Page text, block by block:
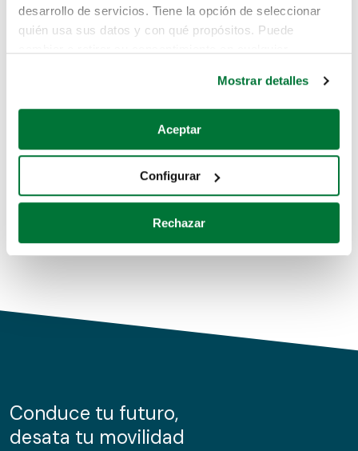
desarrollo de servicios. Tiene la opción de seleccionar
quién usa sus datos y con qué propósitos. Puede
Si lo permite, también quisiéramos:
Recopilar información sobre su ubicación geográfica
Identificar su dispositivo analizándolo activamente
para buscar características específicas (huellas
Obtenga más información sobre cómo se procesan sus
de cookies.
información sobre el uso que haga del sitio web con
nuestros partners de redes sociales, publicidad y análisis
Mostrar detalles
Aceptar
Configurar
Rechazar
Pero puedes encontrar el coche que estás
buscando en alguno de estos enlaces:
Coches de segunda mano
Coches de km0
Conduce tu futuro,
desata tu movilidad